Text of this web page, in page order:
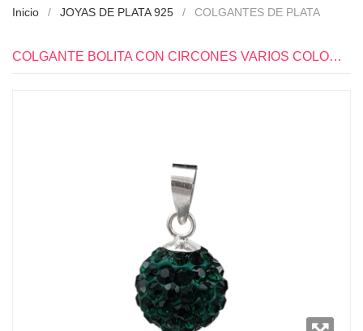
Inicio JOYAS DE PLATA 925 COLGANTES DE PLATA
COLGANTE BOLITA CON CIRCONES VARIOS COLORES DIAM:10MM PLATA 925 - PP1218